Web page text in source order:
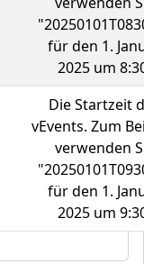
für den 1.
2025 um
Die Startzeit
vEvents. Zum
verwenden
für den 1.
2025 um